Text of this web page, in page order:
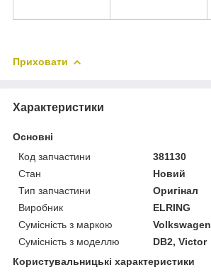
Приховати
Характеристики
Основні
Код запчастини
381130
Стан
Новий
Тип запчастини
Оригінал
Виробник
ELRING
Сумісність з маркою
Volkswagen
Сумісність з моделлю
DB2, Victor
Користувальницькі характеристики